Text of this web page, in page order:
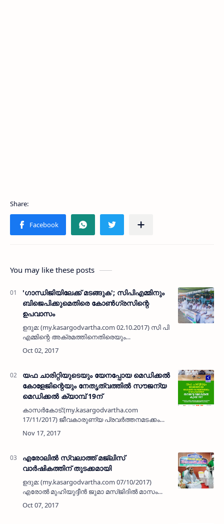
You may like these posts
'ഗാന്ധിജിയിലേക്ക് മടങ്ങുക'; സിപിഎമ്മിനും
ബിജെപിക്കുമെതിരെ കോണ്‍ഗ്രസിന്റെ
ഉപവാസം
ഉദുമ: (my.kasargodvartha.com 02.10.2017) സി പി
എമ്മിന്റെ അക്രമത്തിനെതിരെയും
ബിജെപിയുടെ വര്‍ഗീയ
ഫാസിസത്തിനെതിരെയുമായി
ഉയര്‍ത്തിപ്പിട…
യഫ ചാരിറ്റിയുടെയും യേനപ്പോയ മെഡിക്കല്‍
കോളേജിന്റെയും നേതൃത്വത്തില്‍ സൗജന്യ
മെഡിക്കല്‍ ക്യാമ്പ് 19ന്
കാസര്‍കോട്:(my.kasargodvartha.com
17/11/2017) ജീവകാരുണ്യ പ്രവര്‍ത്തനമടക്കം
നിരവധി ചാരിറ്റി പ്രവര്‍ത്തനം നടത്തി വരുന്ന
യഫാ തായലങ്ങാടിയുടെ കീഴിലുളള യഫ
എരോലില്‍ സ്വലാത്ത് മജ്ലിസ്
വാര്‍ഷികത്തിന് തുടക്കമായി
ഉദുമ: (my.kasargodvartha.com 07/10/2017)
എരോല്‍ മുഹിയുദ്ദീന്‍ ജുമാ മസ്ജിദില്‍ മാസം
തോറും കഴിച്ചു വരാറുള്ള സ്വലാത്ത്
മജ്ലിസിന്റെ 31-ാം വാര്‍ഷികം തുടങ്ങി. ജമാഅത്ത്